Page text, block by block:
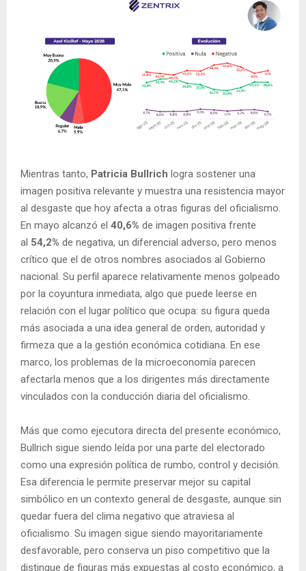
Mientras tanto, Patricia Bullrich logra sostener una
imagen positiva relevante y muestra una resistencia mayor
al desgaste que hoy afecta a otras figuras del oficialismo.
En mayo alcanzó el 40,6% de imagen positiva frente
al 54,2% de negativa, un diferencial adverso, pero menos
crítico que el de otros nombres asociados al Gobierno
nacional. Su perfil aparece relativamente menos golpeado
por la coyuntura inmediata, algo que puede leerse en
relación con el lugar político que ocupa: su figura queda
más asociada a una idea general de orden, autoridad y
firmeza que a la gestión económica cotidiana. En ese
marco, los problemas de la microeconomía parecen
afectarla menos que a los dirigentes más directamente
vinculados con la conducción diaria del oficialismo.
Más que como ejecutora directa del presente económico,
Bullrich sigue siendo leída por una parte del electorado
como una expresión política de rumbo, control y decisión.
Esa diferencia le permite preservar mejor su capital
simbólico en un contexto general de desgaste, aunque sin
quedar fuera del clima negativo que atraviesa al
oficialismo. Su imagen sigue siendo mayoritariamente
desfavorable, pero conserva un piso competitivo que la
distingue de figuras más expuestas al costo económico, a